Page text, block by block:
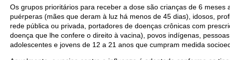
Os grupos prioritários para receber a dose são crianças de 6 meses
puérperas (mães que deram à luz há menos de 45 dias), idosos,
rede pública ou privada, portadores de doenças crônicas com
doença que lhe confere o direito à vacina), povos indígenas,
adolescentes e jovens de 12 a 21 anos que cumpram medida